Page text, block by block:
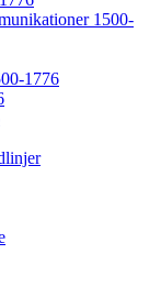
1500-
1776